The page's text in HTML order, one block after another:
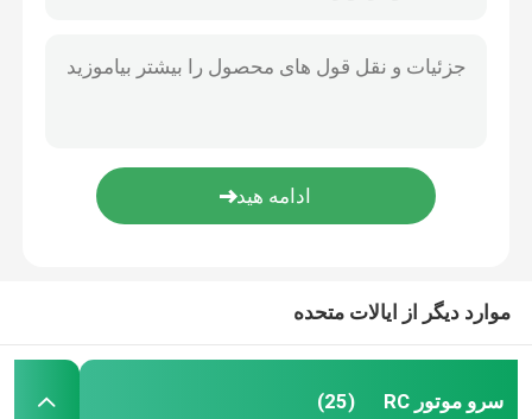
موارد دیگر از ایالات متحده
سرو موتور RC (25)